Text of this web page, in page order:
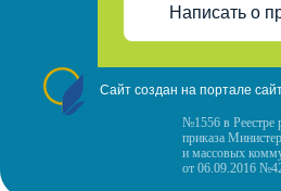
Написать о
Сайт создан на портале
№1556 в Реестре
приказа
и массовых
от 06.09.2016